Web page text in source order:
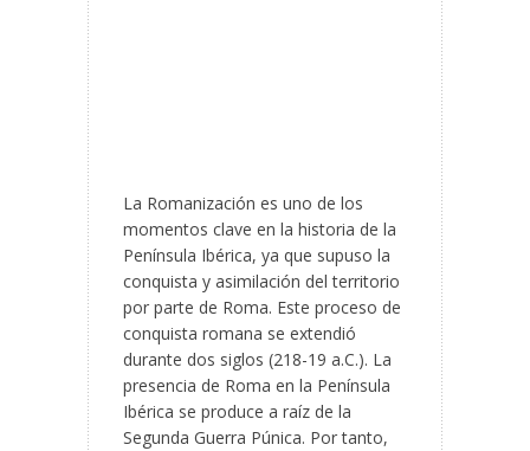
La Romanización es uno de los
momentos clave en la historia de la
Península Ibérica, ya que supuso la
conquista y asimilación del territorio
por parte de Roma. Este proceso de
conquista romana se extendió
durante dos siglos (218-19 a.C.). La
presencia de Roma en la Península
Ibérica se produce a raíz de la
Segunda Guerra Púnica. Por tanto,